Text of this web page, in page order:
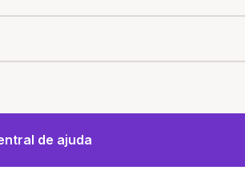
de ajuda